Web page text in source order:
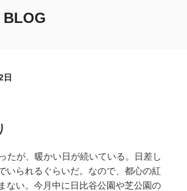
BLOG
日
たが、暖かい日が続いている。日差し
いられるぐらいだ。なので、都心の紅
ない。今月中に日比谷公園や芝公園の